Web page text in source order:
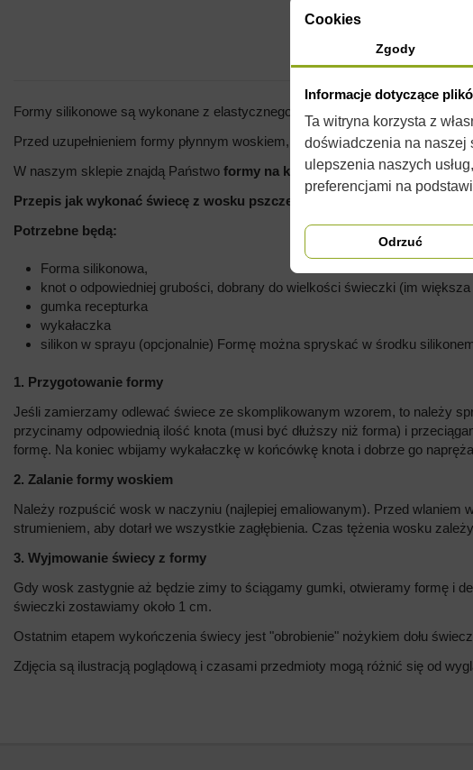
OPIS
Formy silikonowe są wykonane z elastycznego i wytrzymałego silikonu o
Przed uzupełnieniem formy płynnym woskiem, zaleca się spryskanie jej
W naszym sklepie znajdą Państwo formy na każdą okazję. Do
Przepis jak wykonać świecę z wosku pszczelego w kilku prostych
Potrzebne będą:
Forma silikonowa,
knot o odpowiedniej grubości, dobrany do wielkości świeczki (im
gumka recepturka
wykałaczka
silikon w sprayu (opcjonalnie) Formę można spryskać w środku
1. Przygotowanie formy
Jeśli zamierzamy odlewać świece ze skomplikowanym wzorem, to należy
przycinamy odpowiednią ilość knota (musi być dłuższy niż forma) i
formę. Na koniec wbijamy wykałaczkę w końcówkę knota i dobrze go
2. Zalanie formy woskiem
Należy rozpuścić wosk w naczyniu (najlepiej emaliowanym). Przed
strumieniem, aby dotarł we wszystkie zagłębienia. Czas tężenia wosku
3. Wyjmowanie świecy z formy
Gdy wosk zastygnie aż będzie zimy to ściągamy gumki, otwieramy formę i
świeczki zostawiamy około 1 cm.
Ostatnim etapem wykończenia świecy jest "obrobienie" nożykiem dołu
Zdjęcia są ilustracją poglądową i czasami przedmioty mogą różnić się od
Cookies
Zgody
Informacje dotyczące
Ta witryna korzysta z
doświadczenia na naszej
ulepszenia naszych
preferencjami na
Odrzuć